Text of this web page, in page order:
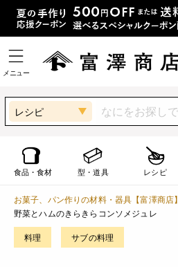
メニュー
レシピ
食品・食材 型・道具 レシピ
お菓子、パン作りの材料・器具【富澤商店】
野菜とハムのきらきらコンソメジュレ
料理 サブの料理